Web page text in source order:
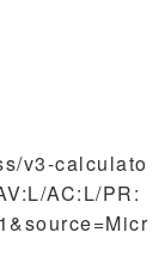
v3-calculato
AC:L/PR: